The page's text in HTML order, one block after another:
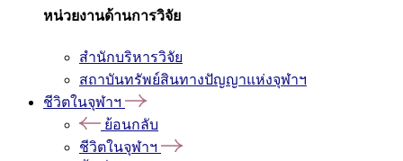
หน่วยงานด้านการวิจัย
สำนักบริหารวิจัย
สถาบันทรัพย์สินทางปัญญาแห่งจุฬาฯ
ชีวิตในจุฬาฯ
ย้อนกลับ
ชีวิตในจุฬาฯ